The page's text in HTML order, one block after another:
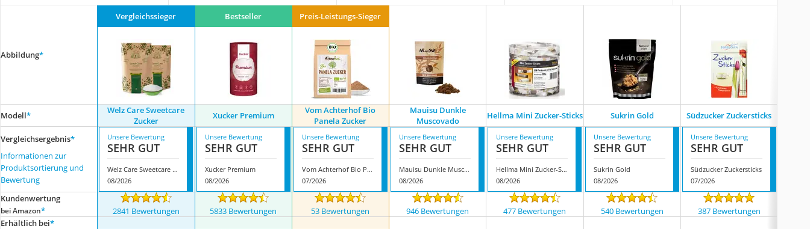
Müsli ohne Zuckerzusatz
Abbildung*
Vergleichssieger Bestseller Preis-Leistungs-Sieger
Modell*
Welz Care Sweetcare
Zucker
Xucker Premium
Vom Achterhof Bio
Panela Zucker
Mauisu Dunkle
Muscovado
Hellma Mini Zucker-Sticks Sukrin Gold Südzucker Zuckersticks
Vergleichsergebnis*
Informationen zur
Produktsortierung und
Bewertung
Unsere Bewertung
SEHR GUT
Welz Care Sweetcare Zucker
08/2026
Unsere Bewertung
SEHR GUT
Xucker Premium
08/2026
Unsere Bewertung
SEHR GUT
Vom Achterhof Bio Panela Zucker
07/2026
Unsere Bewertung
SEHR GUT
Mauisu Dunkle Muscovado
08/2026
Unsere Bewertung
SEHR GUT
Hellma Mini Zucker-Sticks
08/2026
Unsere Bewertung
SEHR GUT
Sukrin Gold
08/2026
Unsere Bewertung
SEHR GUT
Südzucker Zuckersticks
07/2026
Kundenwertung
bei Amazon* 2841 Bewertungen 5833 Bewertungen 53 Bewertungen 946 Bewertungen 477 Bewertungen 540 Bewertungen 387 Bewertungen
Erhältlich bei*